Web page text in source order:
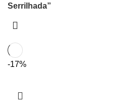
Serrilhada”
-17%